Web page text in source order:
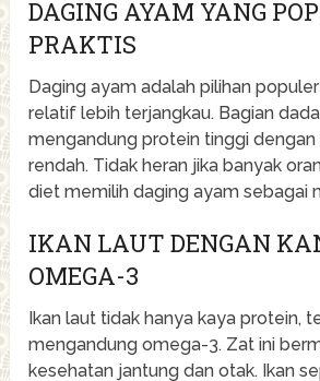
DAGING AYAM YANG
PRAKTIS
Daging ayam adalah pilihan
relatif lebih terjangkau. Bagian
mengandung protein tinggi dengan
rendah. Tidak heran jika banyak
diet memilih daging ayam sebagai
IKAN LAUT DENGAN
OMEGA-3
Ikan laut tidak hanya kaya protein,
mengandung omega-3. Zat ini
kesehatan jantung dan otak. Ikan